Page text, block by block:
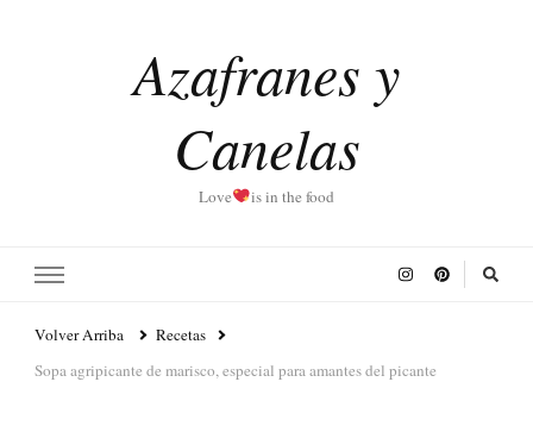
Azafranes y
Canelas
Love is in the food
Volver Arriba
Recetas
Sopa agripicante de marisco, especial para amantes del picante